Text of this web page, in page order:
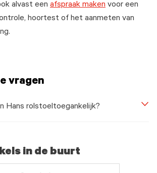
alvast een afspraak maken voor een
hoortest of het aanmeten van
vragen
Hans rolstoeltoegankelijk?
in de buurt